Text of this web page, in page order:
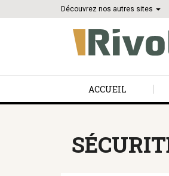
Découvrez nos autres sites
ACCUEIL